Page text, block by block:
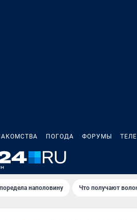
ПОГОДА ФОРУМЫ
наполовину Что получают